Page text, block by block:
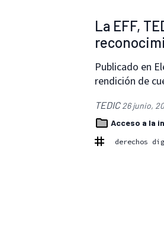
La EFF,
Publicado en
rendición de
TEDIC26 junio,
Acceso a la
derechos